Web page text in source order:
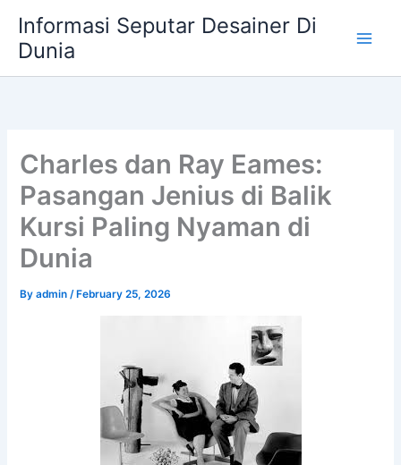
content
Informasi Seputar Desainer Di
Dunia
Charles dan Ray Eames:
Pasangan Jenius di Balik
Kursi Paling Nyaman di
Dunia
Byadmin/ February 25, 2026